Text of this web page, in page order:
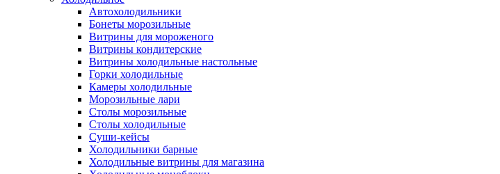
Автохолодильники
Бонеты морозильные
Витрины для мороженого
Витрины кондитерские
Витрины холодильные настольные
Горки холодильные
Камеры холодильные
Морозильные лари
Столы морозильные
Столы холодильные
Суши-кейсы
Холодильники барные
Холодильные витрины для магазина